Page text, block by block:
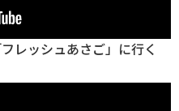
レッシュあさご」に行く